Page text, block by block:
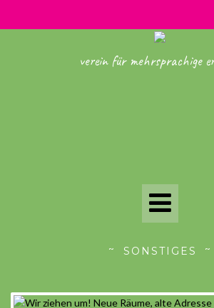
verein für mehrsprachige
Toggle
Navigation
SONSTIGES